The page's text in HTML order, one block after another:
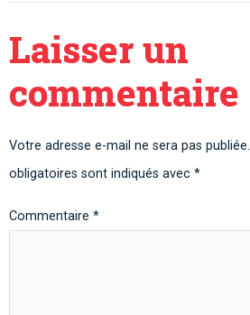
Laisser un
commentaire
Votre adresse e-mail ne sera pas publiée.
obligatoires sont indiqués avec *
Commentaire *